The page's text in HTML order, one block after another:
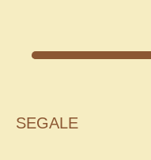
SEGALE